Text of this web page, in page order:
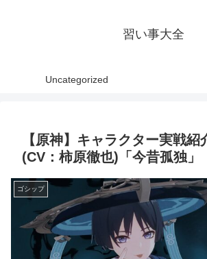
習い事大全
Uncategorized
【原神】キャラクター実戦
(CV：柿原徹也)「今昔孤独」
ゴシップ